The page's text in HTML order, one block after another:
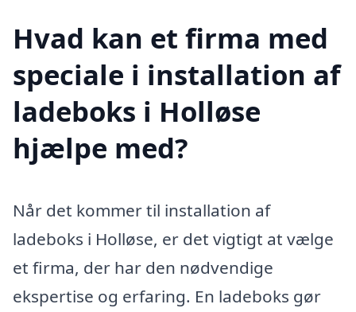
Hvad kan et firma med
speciale i installation af
ladeboks i Holløse
hjælpe med?
Når det kommer til installation af
ladeboks i Holløse, er det vigtigt at vælge
et firma, der har den nødvendige
ekspertise og erfaring. En ladeboks gør